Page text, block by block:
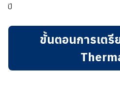
ปี
ขั้นตอนการเต